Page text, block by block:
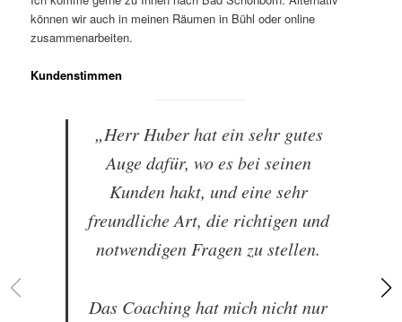
können wir auch in meinen Räumen in Bühl oder online
zusammenarbeiten.
Kundenstimmen
„Herr Huber hat ein sehr gutes
Auge dafür, wo es bei seinen
Kunden hakt, und eine sehr
freundliche Art, die richtigen und
notwendigen Fragen zu stellen.
Das Coaching hat mich nicht nur